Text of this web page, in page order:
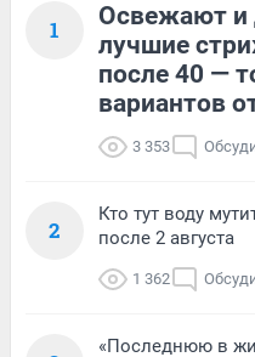
1
Освежают и
лучшие
после 40 —
вариантов
3 353
2
Кто тут воду
после 2 августа
1 362
«Последнюю в